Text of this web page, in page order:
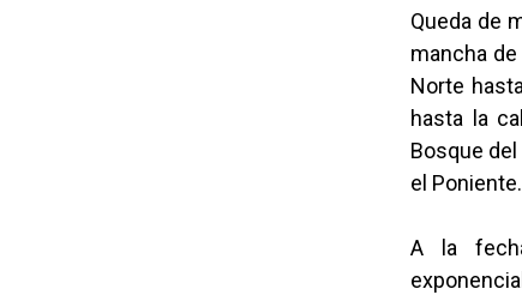
Queda de
mancha
Norte
hasta la
Bosque
el Poniente.
A la